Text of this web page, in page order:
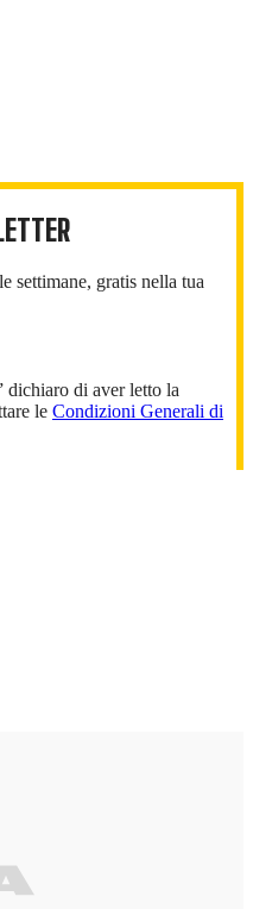
settimane, gratis nella tua
dichiaro di aver letto la
le Condizioni Generali di